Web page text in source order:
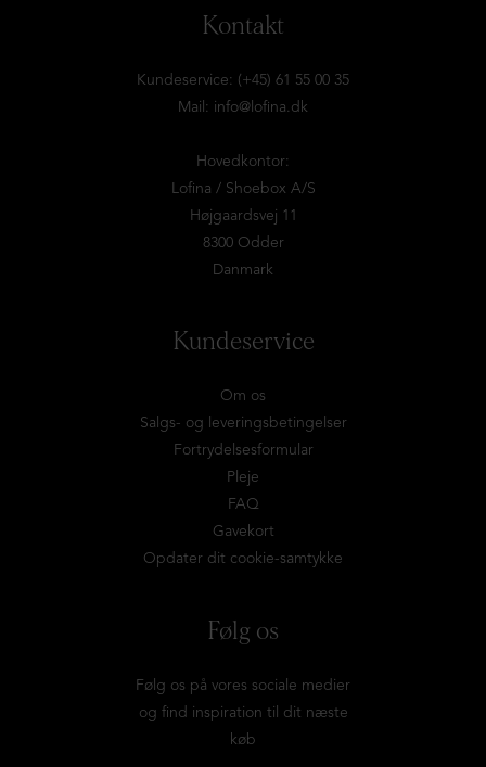
Kontakt
Kundeservice: (+45) 61 55 00 35
Mail: info@lofina.dk
Hovedkontor:
Lofina / Shoebox A/S
Højgaardsvej 11
8300 Odder
Danmark
Kundeservice
Om os
Salgs- og leveringsbetingelser
Fortrydelsesformular
Pleje
FAQ
Gavekort
Opdater dit cookie-samtykke
Følg os
Følg os på vores sociale medier
og find inspiration til dit næste
køb